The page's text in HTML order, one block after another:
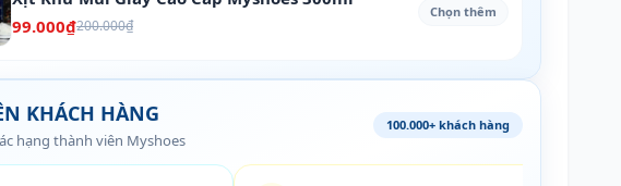
99.000₫200.000₫
Chọn thêm
KHÁCH HÀNG
hạng thành viên Myshoes
100.000+ khách hàng